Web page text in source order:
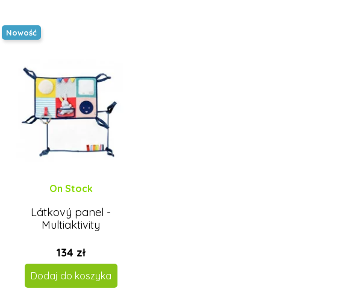
Nowość
On Stock
Látkový panel -
Multiaktivity
134 zł
Dodaj do koszyka